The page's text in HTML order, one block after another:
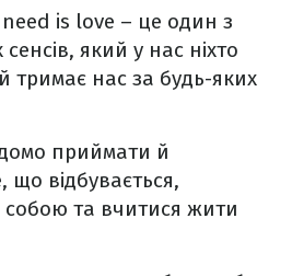
is love – це один з
який у нас ніхто
тримає нас за будь-яких
приймати й
що відбувається,
та вчитися жити